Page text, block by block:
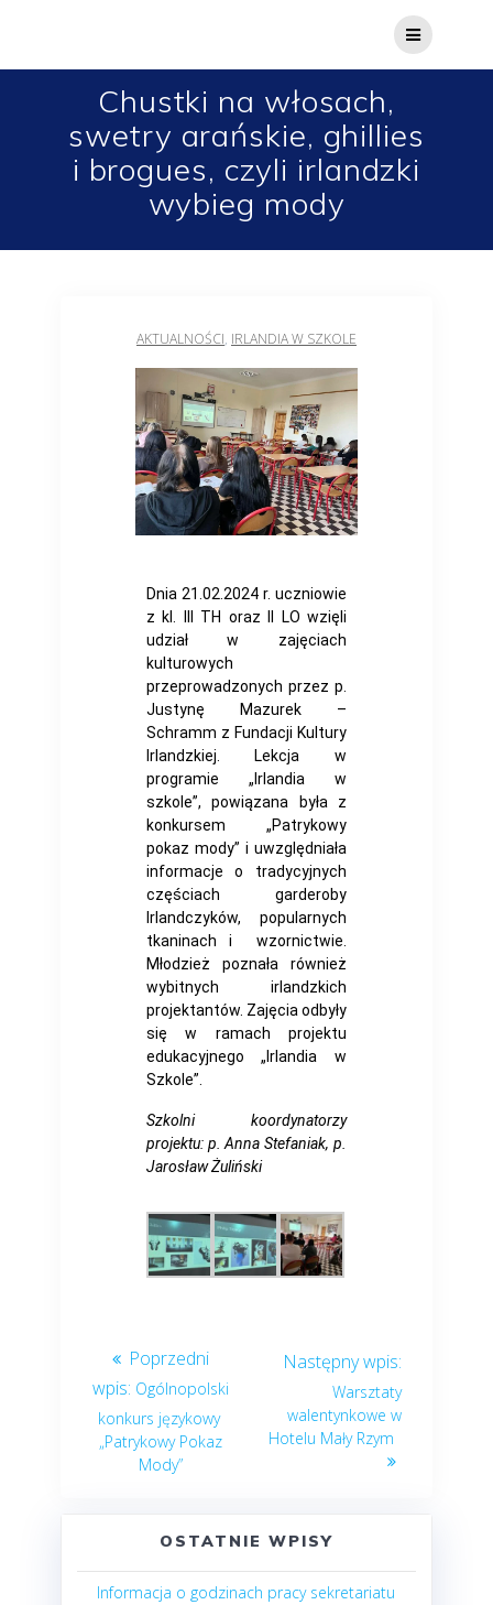
Chustki na włosach,
swetry arańskie, ghillies
i brogues, czyli irlandzki
wybieg mody
AKTUALNOŚCI, IRLANDIA W SZKOLE
Dnia 21.02.2024 r. uczniowie
z kl. III TH oraz II LO wzięli
udział w zajęciach
kulturowych
przeprowadzonych przez p.
Justynę Mazurek –
Schramm z Fundacji Kultury
Irlandzkiej. Lekcja w
programie „Irlandia w
szkole”, powiązana była z
konkursem „Patrykowy
pokaz mody” i uwzględniała
informacje o tradycyjnych
częściach garderoby
Irlandczyków, popularnych
tkaninach i wzornictwie.
Młodzież poznała również
wybitnych irlandzkich
projektantów. Zajęcia odbyły
się w ramach projektu
edukacyjnego „Irlandia w
Szkole”.
Szkolni koordynatorzy
projektu: p. Anna Stefaniak, p.
Jarosław Żuliński
Ogólnopolski
konkurs językowy
„Patrykowy Pokaz
Mody”
Warsztaty
walentynkowe w
Hotelu Mały Rzym
OSTATNIE WPISY
Informacja o godzinach pracy sekretariatu